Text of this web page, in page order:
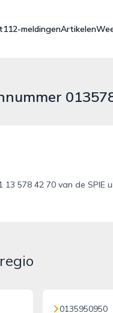
112-meldingenArtikelen
578 42 70 van de SPIE
0135950950